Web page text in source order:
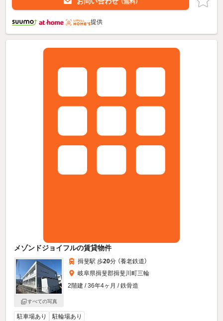
（無料）
提供
メゾンドジョイフルの賃貸物件
すべての写真
揖斐駅 歩20分 （養老鉄道）
岐阜県揖斐郡揖斐川町三輪
2階建 / 36年4ヶ月 / 鉄骨造
駐車場あり 駐輪場あり